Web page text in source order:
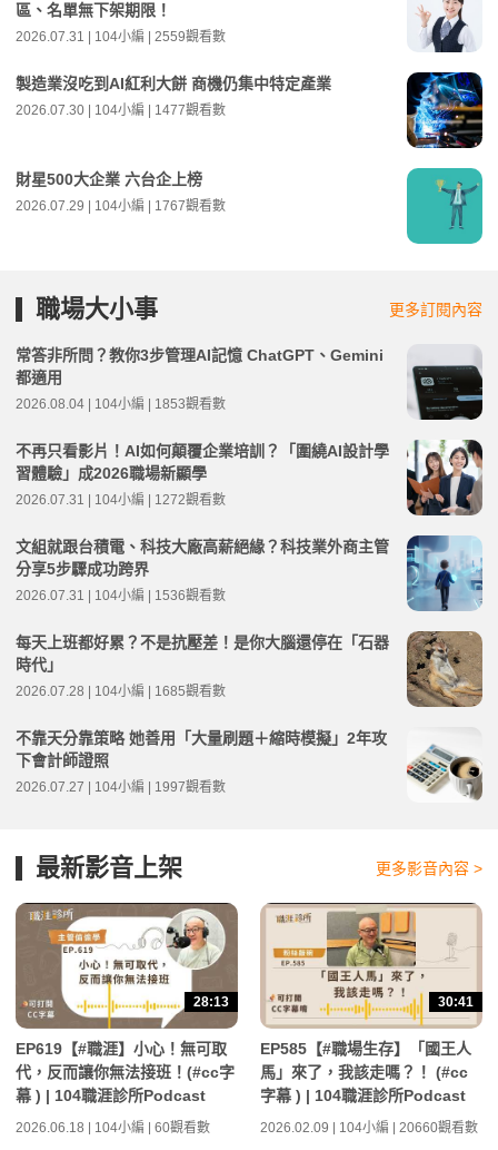
區、名單無下架期限！
2026.07.31 | 104小編 | 2559觀看數
製造業沒吃到AI紅利大餅 商機仍集中特定產業
2026.07.30 | 104小編 | 1477觀看數
財星500大企業 六台企上榜
2026.07.29 | 104小編 | 1767觀看數
職場大小事 更多訂閱內容
常答非所問？教你3步管理AI記憶 ChatGPT、Gemini
都適用
2026.08.04 | 104小編 | 1853觀看數
不再只看影片！AI如何顛覆企業培訓？「圍繞AI設計學
習體驗」成2026職場新顯學
2026.07.31 | 104小編 | 1272觀看數
文組就跟台積電、科技大廠高薪絕緣？科技業外商主管
分享5步驟成功跨界
2026.07.31 | 104小編 | 1536觀看數
每天上班都好累？不是抗壓差！是你大腦還停在「石器
時代」
2026.07.28 | 104小編 | 1685觀看數
不靠天分靠策略 她善用「大量刷題＋縮時模擬」2年攻
下會計師證照
2026.07.27 | 104小編 | 1997觀看數
最新影音上架 更多影音內容 >
28:13
EP619【#職涯】小心！無可取
代，反而讓你無法接班！(#cc字
幕 ) | 104職涯診所Podcast
2026.06.18 | 104小編 | 60觀看數
30:41
EP585【#職場生存】「國王人
馬」來了，我該走嗎？！ (#cc
字幕 ) | 104職涯診所Podcast
2026.02.09 | 104小編 | 20660觀看數